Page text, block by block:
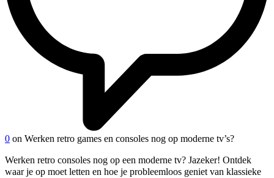
0 on Werken retro games en consoles nog op moderne tv’s?
Werken retro consoles nog op een moderne tv? Jazeker! Ontdek
waar je op moet letten en hoe je probleemloos geniet van klassieke